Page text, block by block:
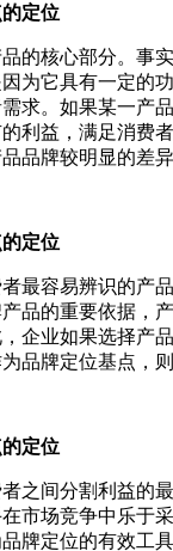
定位
的核心部分。事
为它具有一定的
求。如果某一产
利益，满足消费
品牌较明显的差异
定位
最容易辨识的产
品的重要依据，
企业如果选择产
品牌定位基点，
定位
之间分割利益的
市场竞争中乐于
牌定位的有效工